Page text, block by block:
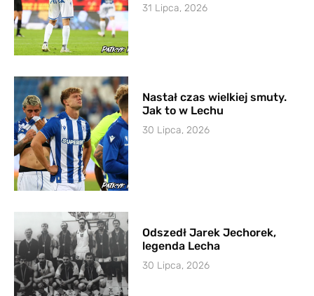
31 Lipca, 2026
Nastał czas wielkiej smuty.
Jak to w Lechu
30 Lipca, 2026
Odszedł Jarek Jechorek,
legenda Lecha
30 Lipca, 2026